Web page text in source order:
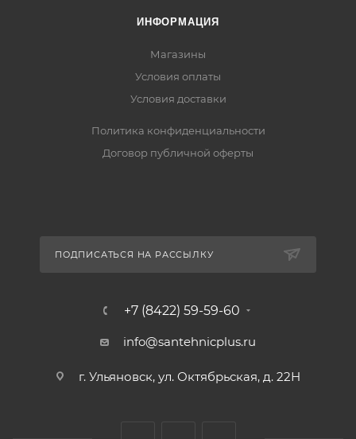
ИНФОРМАЦИЯ
Магазины
Условия оплаты
Условия доставки
Политика конфиденциальности
Договор публичной оферты
ПОДПИСАТЬСЯ НА РАССЫЛКУ
+7 (8422) 59-59-60
info@santehnicplus.ru
г. Ульяновск, ул. Октябрьская, д. 22Н